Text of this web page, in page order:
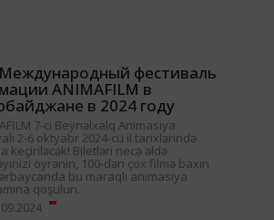
фестиваль
ANIMAFILM в
в 2024 году
7-ci Beynəlxalq Animasiya
2-6 oktyabr 2024-cü il tarixlərində
keçiriləcək! Biletləri necə əldə
öyrənin, 100-dən çox filmə baxın
bu maraqlı animasiya
qoşulun.